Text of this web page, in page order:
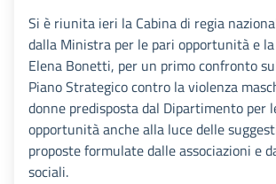
Si è riunita ieri la Cabina di regia
dalla Ministra per le pari opportunità e
Elena Bonetti, per un primo confronto
Piano Strategico contro la violenza
donne predisposta dal Dipartimento per
opportunità anche alla luce delle
proposte formulate dalle associazioni e
sociali.